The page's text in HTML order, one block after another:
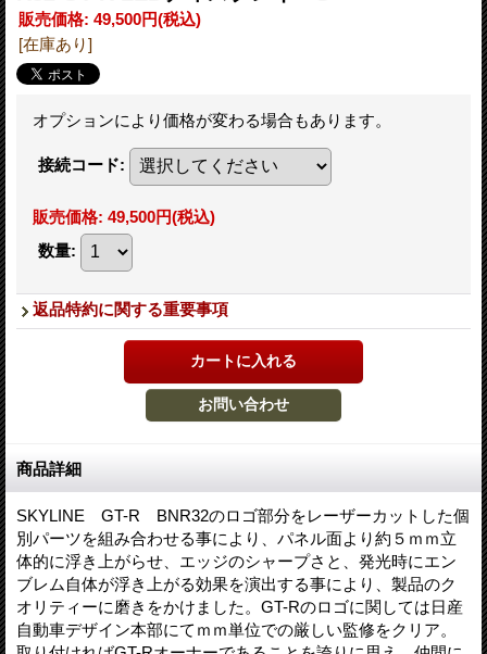
販売価格: 49,500円(税込)
[在庫あり]
オプションにより価格が変わる場合もあります。
接続コード:
販売価格: 49,500円(税込)
数量:
返品特約に関する重要事項
商品詳細
SKYLINE GT-R BNR32のロゴ部分をレーザーカットした個
別パーツを組み合わせる事により、パネル面より約５ｍｍ立
体的に浮き上がらせ、エッジのシャープさと、発光時にエン
ブレム自体が浮き上がる効果を演出する事により、製品のク
オリティーに磨きをかけました。GT-Rのロゴに関しては日産
自動車デザイン本部にてｍｍ単位での厳しい監修をクリア。